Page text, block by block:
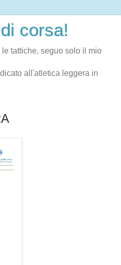
corsa!
tattiche, seguo solo il mio
all'atletica leggera in